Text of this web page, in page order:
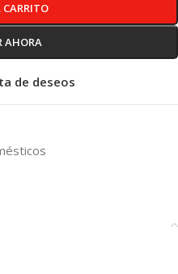
AHORA
de deseos